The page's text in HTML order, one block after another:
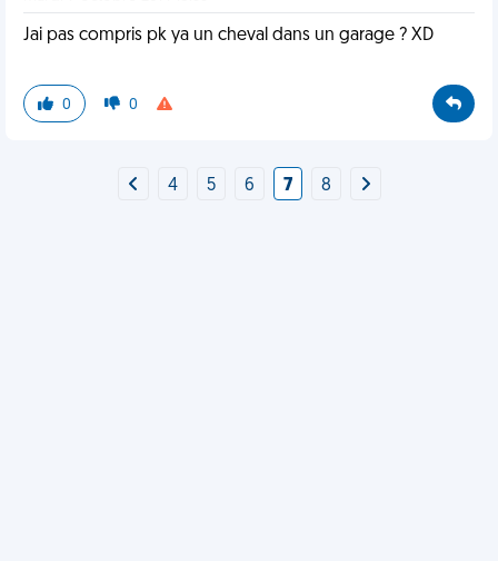
Jai pas compris pk ya un cheval dans un garage ? XD
0 0
4 5 6 7 8